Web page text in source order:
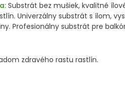
Substrát bez mušiek, kvalitné
Univerzálny substrát s ílom,
Profesionálny substrát pre
zdravého rastu rastlín.